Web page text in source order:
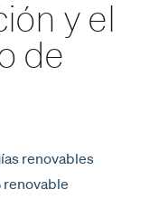
y el
de
renovables
renovable